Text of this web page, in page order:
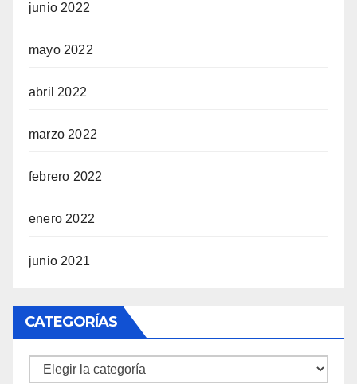
junio 2022
mayo 2022
abril 2022
marzo 2022
febrero 2022
enero 2022
junio 2021
CATEGORÍAS
Categorías